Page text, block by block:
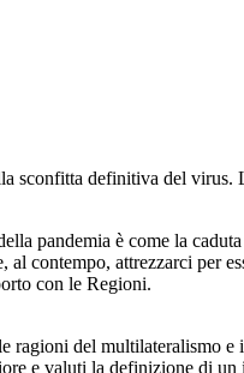
sconfitta definitiva del virus.
pandemia è come la
contempo, attrezzarci per
con le Regioni.
ragioni del multilateralismo
e valuti la definizione di